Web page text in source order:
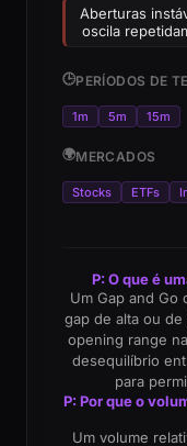
Aberturas
oscila
🕒PERÍODOS DE
1m 5m 15m
🌍MERCADOS
Stocks ETFs
P: O que é
Um Gap and Go
gap de alta ou de
opening range
desequilíbrio
para
P: Por que o
Um volume